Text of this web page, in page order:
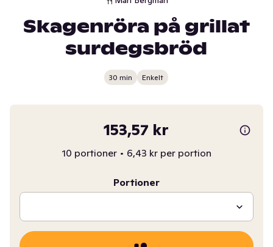
Skagenröra på grillat
surdegsbröd
30 min Enkelt
153,57 kr
10 portioner • 6,43 kr per portion
Portioner